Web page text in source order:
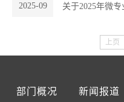
2025-09
上页
部门概况 新闻报道